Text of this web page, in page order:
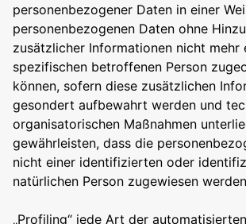
personenbezogener Daten in einer
personenbezogenen Daten ohne
zusätzlicher Informationen nicht mehr
spezifischen betroffenen Person
können, sofern diese zusätzlichen
gesondert aufbewahrt werden und
organisatorischen Maßnahmen
gewährleisten, dass die
nicht einer identifizierten oder
natürlichen Person zugewiesen
„Profiling“ jede Art der